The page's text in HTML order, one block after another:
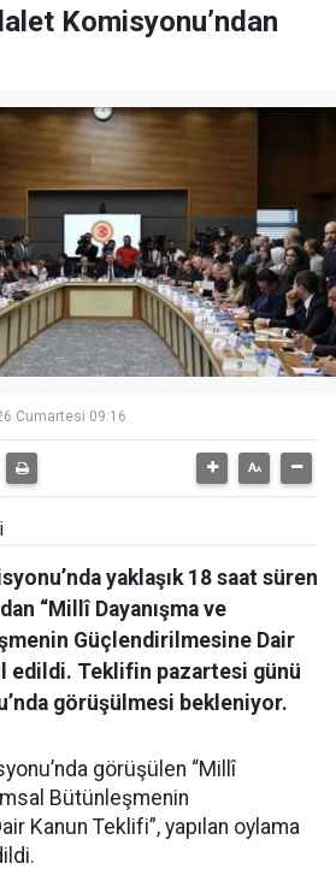
Komisyonu’ndan
Cumartesi 09:16
yaklaşık 18 saat süren
“Millî Dayanışma ve
Güçlendirilmesine Dair
edildi. Teklifin pazartesi günü
görüşülmesi bekleniyor.
görüşülen “Millî
Bütünleşmenin
Kanun Teklifi”, yapılan oylama